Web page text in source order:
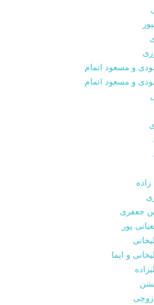
و مسعود اتمام
و مسعود اتمام
جعفری
پور
و ایما